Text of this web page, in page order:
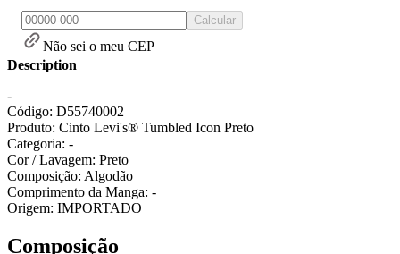
Calcular
Não sei o meu CEP
Description
-
Código: D55740002
Produto: Cinto Levi's® Tumbled Icon Preto
Categoria: -
Cor / Lavagem: Preto
Composição: Algodão
Comprimento da Manga: -
Origem: IMPORTADO
Composição